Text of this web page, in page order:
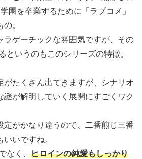
園を卒業するために「ラブコメ」
。
ラゲーチックな雰囲気ですが、その
というのもこのシリーズの特徴。
がたくさん出てきますが、シナリオ
謎が解明していく展開にすごくワク
定がかなり違うので、二番煎じ三番
いですね。
なく、 ヒロインの純愛もしっかり